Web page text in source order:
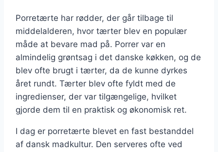
Porretærte har rødder, der går tilbage til
middelalderen, hvor tærter blev en populær
måde at bevare mad på. Porrer var en
almindelig grøntsag i det danske køkken, og de
blev ofte brugt i tærter, da de kunne dyrkes
året rundt. Tærter blev ofte fyldt med de
ingredienser, der var tilgængelige, hvilket
gjorde dem til en praktisk og økonomisk ret.
I dag er porretærte blevet en fast bestanddel
af dansk madkultur. Den serveres ofte ved